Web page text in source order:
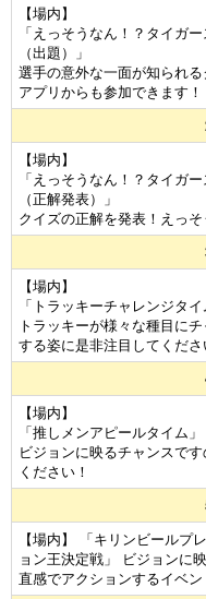
【場内】
「えっそうなん！？タイガ
（出題）」
選手の意外な一面が知られ
アプリからも参加できます！
【場内】
「えっそうなん！？タイガ
（正解発表）」
クイズの正解を発表！えっそ
【場内】
「トラッキーチャレンジタ
トラッキーが様々な種目に
する姿に是非注目してくださ
【場内】
「推しメンアピールタイム」
ビジョンに映るチャンスで
ください！
【場内】 「キリンビールプ
ョン王決定戦」 ビジョンに
直感でアクションするイベン